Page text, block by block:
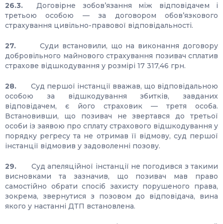
26.3. Договірне зобов’язання між відповідачем і
третьою особою — за договором обов’язкового
страхування цивільно-правової відповідальності.
27. Суди встановили, що на виконання договору
добровільного майнового страхування позивач сплатив
страхове відшкодування у розмірі 17 317,46 грн.
28. Суд першої інстанції вважав, що відповідальною
особою за відшкодування збитків, завданих
відповідачем, є його страховик — третя особа.
Встановивши, що позивач не звертався до третьої
особи із заявою про сплату страхового відшкодування у
порядку регресу та не отримав її відмову, суд першої
інстанції відмовив у задоволенні позову.
29.Суд апеляційної інстанції не погодився з такими
висновками та зазначив, що позивач мав право
самостійно обрати спосіб захисту порушеного права,
зокрема, звернутися з позовом до відповідача, вина
якого у настанні ДТП встановлена.